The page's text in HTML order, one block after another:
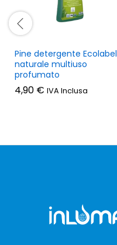
Pine detergente Ecolabel
naturale multiuso
profumato
4,90 € IVA Inclusa